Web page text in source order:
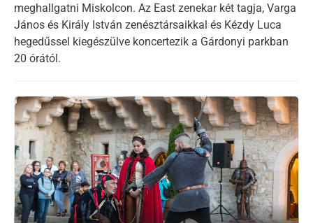
meghallgatni Miskolcon. Az East zenekar két tagja, Varga
János és Király István zenésztársaikkal és Kézdy Luca
hegedűssel kiegészülve koncertezik a Gárdonyi parkban
20 órától.